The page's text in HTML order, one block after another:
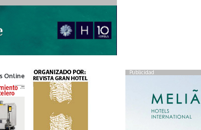
Publicidad
Online